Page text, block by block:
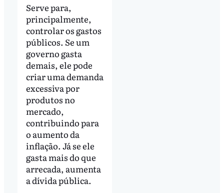
Serve para,
principalmente,
controlar os gastos
públicos. Se um
governo gasta
demais, ele pode
criar uma demanda
excessiva por
produtos no
mercado,
contribuindo para
o aumento da
inflação. Já se ele
gasta mais do que
arrecada, aumenta
a dívida pública.